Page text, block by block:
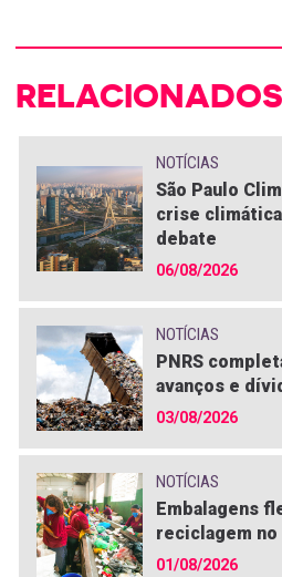
RELACIONADOS
NOTÍCIAS
São Paulo
crise
debate
06/08/2026
NOTÍCIAS
PNRS
avanços e
03/08/2026
NOTÍCIAS
Embalagens
reciclagem no
01/08/2026